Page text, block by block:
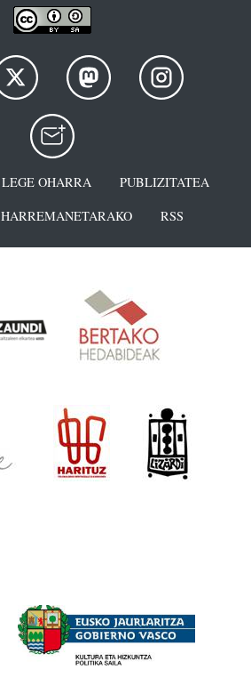
LEGE OHARRA
PUBLIZITATEA
HARREMANETARAKO RSS